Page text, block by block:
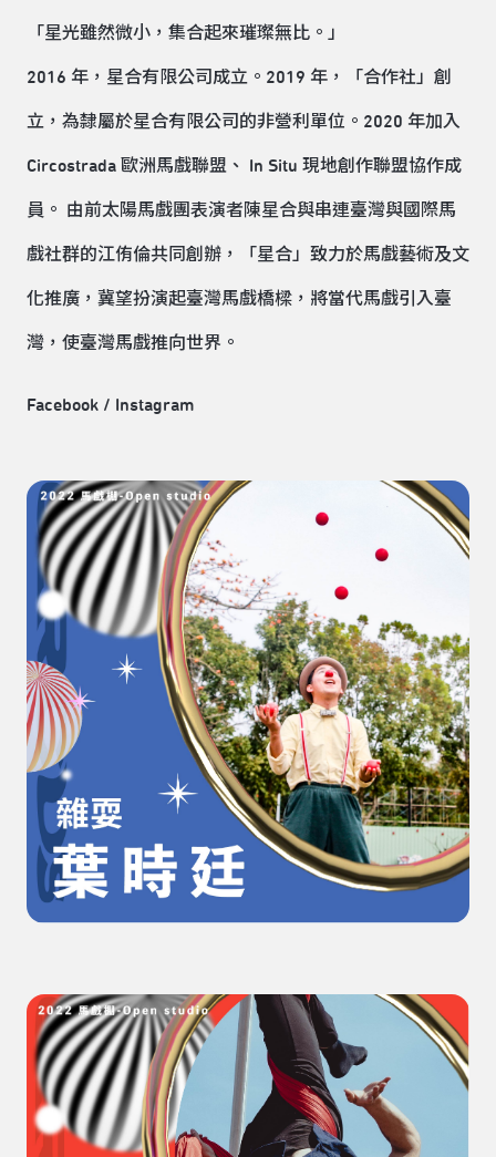
「星光雖然微小，集合起來璀璨無比。」
2016 年，星合有限公司成立。2019 年，「合作社」創
立，為隸屬於星合有限公司的非營利單位。2020 年加入
Circostrada 歐洲馬戲聯盟、 In Situ 現地創作聯盟協作成
員。 由前太陽馬戲團表演者陳星合與串連臺灣與國際馬
戲社群的江侑倫共同創辦，「星合」致力於馬戲藝術及文
化推廣，冀望扮演起臺灣馬戲橋樑，將當代馬戲引入臺
灣，使臺灣馬戲推向世界。
Facebook / Instagram